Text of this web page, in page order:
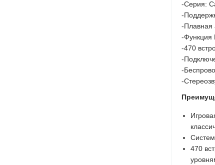
-Серия:
-
-Плавная
-Функция
-470
-
-
-
470